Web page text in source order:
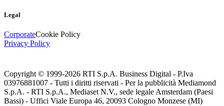
Legal
CorporateCookie Policy
Privacy Policy
Copyright © 1999-2026 RTI S.p.A. Business Digital - P.Iva
03976881007 - Tutti i diritti riservati - Per la pubblicità Mediamond
S.p.A. - RTI S.p.A., Mediaset N.V., sede legale Amsterdam (Paesi
Bassi) - Uffici Viale Europa 46, 20093 Cologno Monzese (MI)